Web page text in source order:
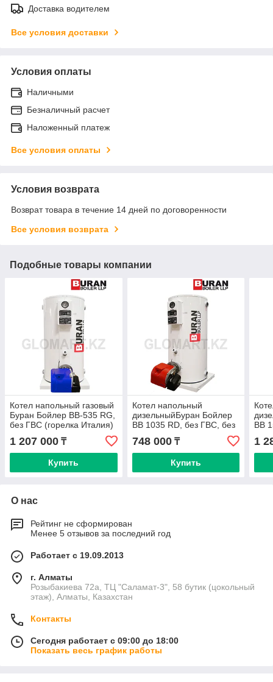
Доставка водителем
Все условия доставки
Условия оплаты
Наличными
Безналичный расчет
Наложенный платеж
Все условия оплаты
Условия возврата
Возврат товара в течение 14 дней по договоренности
Все условия возврата
Подобные товары компании
Котел напольный газовый
Буран Бойлер BB-535 RG,
без ГВС (горелка Италия)
1 207 000 ₸
Купить
Котел напольный
дизельныйБуран Бойлер
BB 1035 RD, без ГВС, без
748 000₸
Купить
BB
1
О нас
Рейтинг не сформирован
Менее 5 отзывов за последний год
Работает с 19.09.2013
г. Алматы
Розыбакиева 72а, ТЦ "Саламат-3", 58 бутик (цокольный
этаж), Алматы, Казахстан
Контакты
Сегодня работает с 09:00 до 18:00
Показать весь график работы